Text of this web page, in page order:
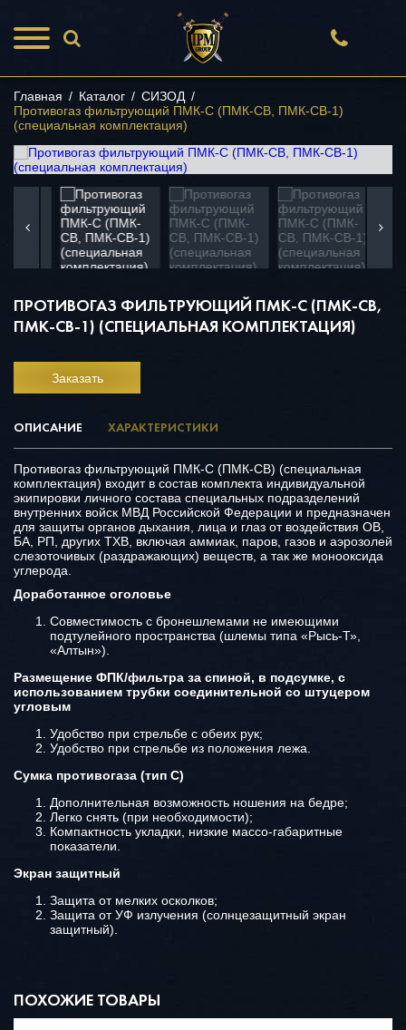
Главная / Каталог / СИЗОД /
Противогаз фильтрующий ПМК-С (ПМК-СВ, ПМК-СВ-1)
(специальная комплектация)
ПРОТИВОГАЗ ФИЛЬТРУЮЩИЙ ПМК-С (ПМК-СВ,
ПМК-СВ-1) (СПЕЦИАЛЬНАЯ КОМПЛЕКТАЦИЯ)
Заказать
ОПИСАНИЕ ХАРАКТЕРИСТИКИ
Противогаз фильтрующий ПМК-С (ПМК-СВ) (специальная
комплектация) входит в состав комплекта индивидуальной
экипировки личного состава специальных подразделений
внутренних войск МВД Российской Федерации и предназначен
для защиты органов дыхания, лица и глаз от воздействия ОВ,
БА, РП, других ТХВ, включая аммиак, паров, газов и аэрозолей
слезоточивых (раздражающих) веществ, а так же монооксида
углерода.
Доработанное оголовье
Совместимость с бронешлемами не имеющими
подтулейного пространства (шлемы типа «Рысь-Т»,
«Алтын»).
Размещение ФПК/фильтра за спиной, в подсумке, с
использованием трубки соединительной со штуцером
угловым
Удобство при стрельбе с обеих рук;
Удобство при стрельбе из положения лежа.
Сумка противогаза (тип С)
Дополнительная возможность ношения на бедре;
Легко снять (при необходимости);
Компактность укладки, низкие массо-габаритные
показатели.
Экран защитный
Защита от мелких осколков;
Защита от УФ излучения (солнцезащитный экран
защитный).
ПОХОЖИЕ ТОВАРЫ